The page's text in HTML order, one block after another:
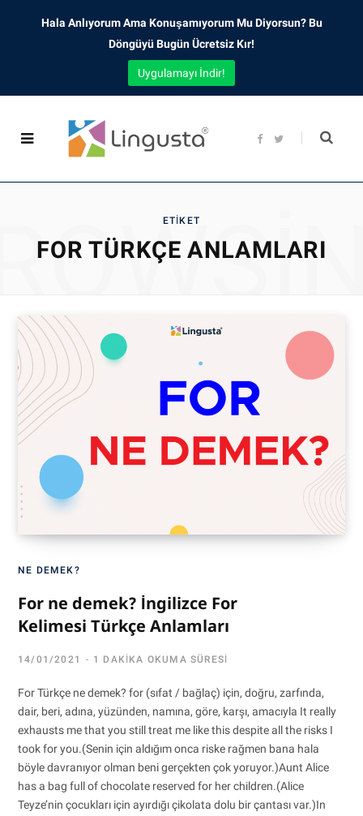
F
b
t
ETIKET
FOR TÜRKÇE ANLAMLARI
NE DEMEK?
For ne demek? İngilizce For
Kelimesi Türkçe Anlamları
14/01/2021 1 DAKIKA OKUMA SÜRESI
For Türkçe ne demek? for (sıfat / bağlaç) için, doğru, zarfında,
dair, beri, adına, yüzünden, namına, göre, karşı, amacıyla It really
exhausts me that you still treat me like this despite all the risks I
took for you.(Senin için aldığım onca riske rağmen bana hala
böyle davranıyor olman beni gerçekten çok yoruyor.)Aunt Alice
has a bag full of chocolate reserved for her children.(Alice
Teyze’nin çocukları için ayırdığı çikolata dolu bir çantası var.)In
Hala Anlıyorum Ama Konuşamıyorum Mu Diyorsun? Bu
Döngüyü Bugün Ücretsiz Kır!
Uygulamayı İndir!